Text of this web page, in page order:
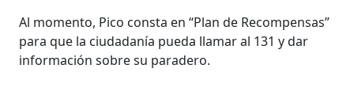
Al momento, Pico consta en “Plan de Recompensas”
para que la ciudadanía pueda llamar al 131 y dar
información sobre su paradero.